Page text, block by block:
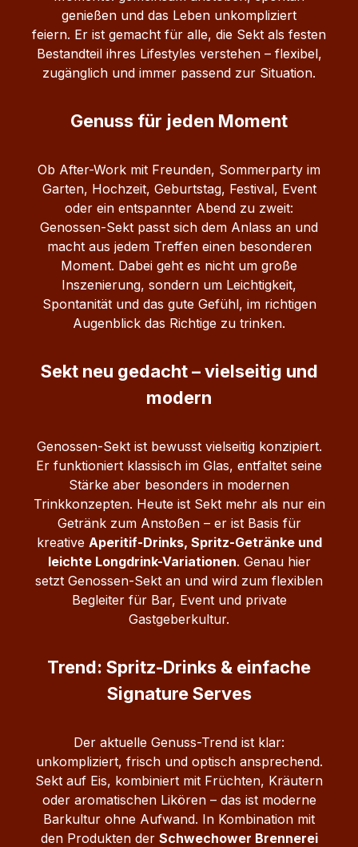
Verarbeitung bleiben die fruchtigen Aromen
erhalten und prägen das harmonische
Geschmacksprofil dieses fruchtigen Likörs.
Servierempfehlung Sein volles Aroma entfaltet
(„on the rocks“) Als fruchtige Cocktail‑Zutat Mit
Überblick Inhalt: 0,5 Liter Alkoholgehalt: 22 %
Vol. Kategorie: Fruchtlikör Geschmack:
Weinbergpfirsich / fruchtig‑süß Farbe:
Hell‑bernsteinfarben Hersteller: Schwechower
Obstbrennerei GmbH Herkunft:
Mecklenburg‑Vorpommern, Deutschland Ob
pur, auf Eis oder als fruchtige Zutat in Cocktails –
der Schwechower Likör Weinbergpfirsich
überzeugt durch sein intensives Fruchtaroma
genießen und das Leben unkompliziert
feiern. Er ist gemacht für alle, die Sekt als festen
Bestandteil ihres Lifestyles verstehen – flexibel,
zugänglich und immer passend zur Situation.
Genuss für jeden Moment
Ob After-Work mit Freunden, Sommerparty im
Garten, Hochzeit, Geburtstag, Festival, Event
oder ein entspannter Abend zu zweit:
Genossen-Sekt passt sich dem Anlass an und
macht aus jedem Treffen einen besonderen
Moment. Dabei geht es nicht um große
Inszenierung, sondern um Leichtigkeit,
Spontanität und das gute Gefühl, im richtigen
Augenblick das Richtige zu trinken.
Sekt neu gedacht – vielseitig und
modern
Genossen-Sekt ist bewusst vielseitig konzipiert.
Er funktioniert klassisch im Glas, entfaltet seine
Stärke aber besonders in modernen
Trinkkonzepten. Heute ist Sekt mehr als nur ein
Getränk zum Anstoßen – er ist Basis für
kreative Aperitif-Drinks, Spritz-Getränke und
leichte Longdrink-Variationen. Genau hier
setzt Genossen-Sekt an und wird zum flexiblen
Begleiter für Bar, Event und private
Gastgeberkultur.
Trend: Spritz-Drinks & einfache
Signature Serves
Der aktuelle Genuss-Trend ist klar:
unkompliziert, frisch und optisch ansprechend.
Sekt auf Eis, kombiniert mit Früchten, Kräutern
oder aromatischen Likören – das ist moderne
Barkultur ohne Aufwand. In Kombination mit
den Produkten der Schwechower Brennerei